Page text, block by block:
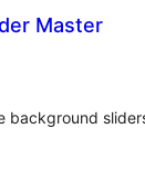
Master
background